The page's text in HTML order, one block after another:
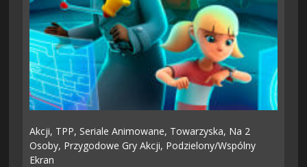
Akcji, TPP,Seriale Animowane, Towarzyska, Na 2
Osoby, Przygodowe Gry Akcji, Podzielony/wspólny
Ekran